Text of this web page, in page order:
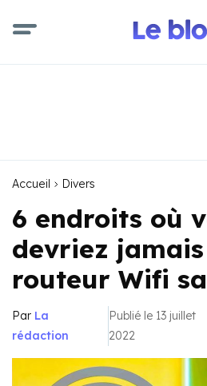
Accueil Divers
6 endroits où
devriez
routeur Wifi
Par La
rédaction
Publié le 13 juillet
2022